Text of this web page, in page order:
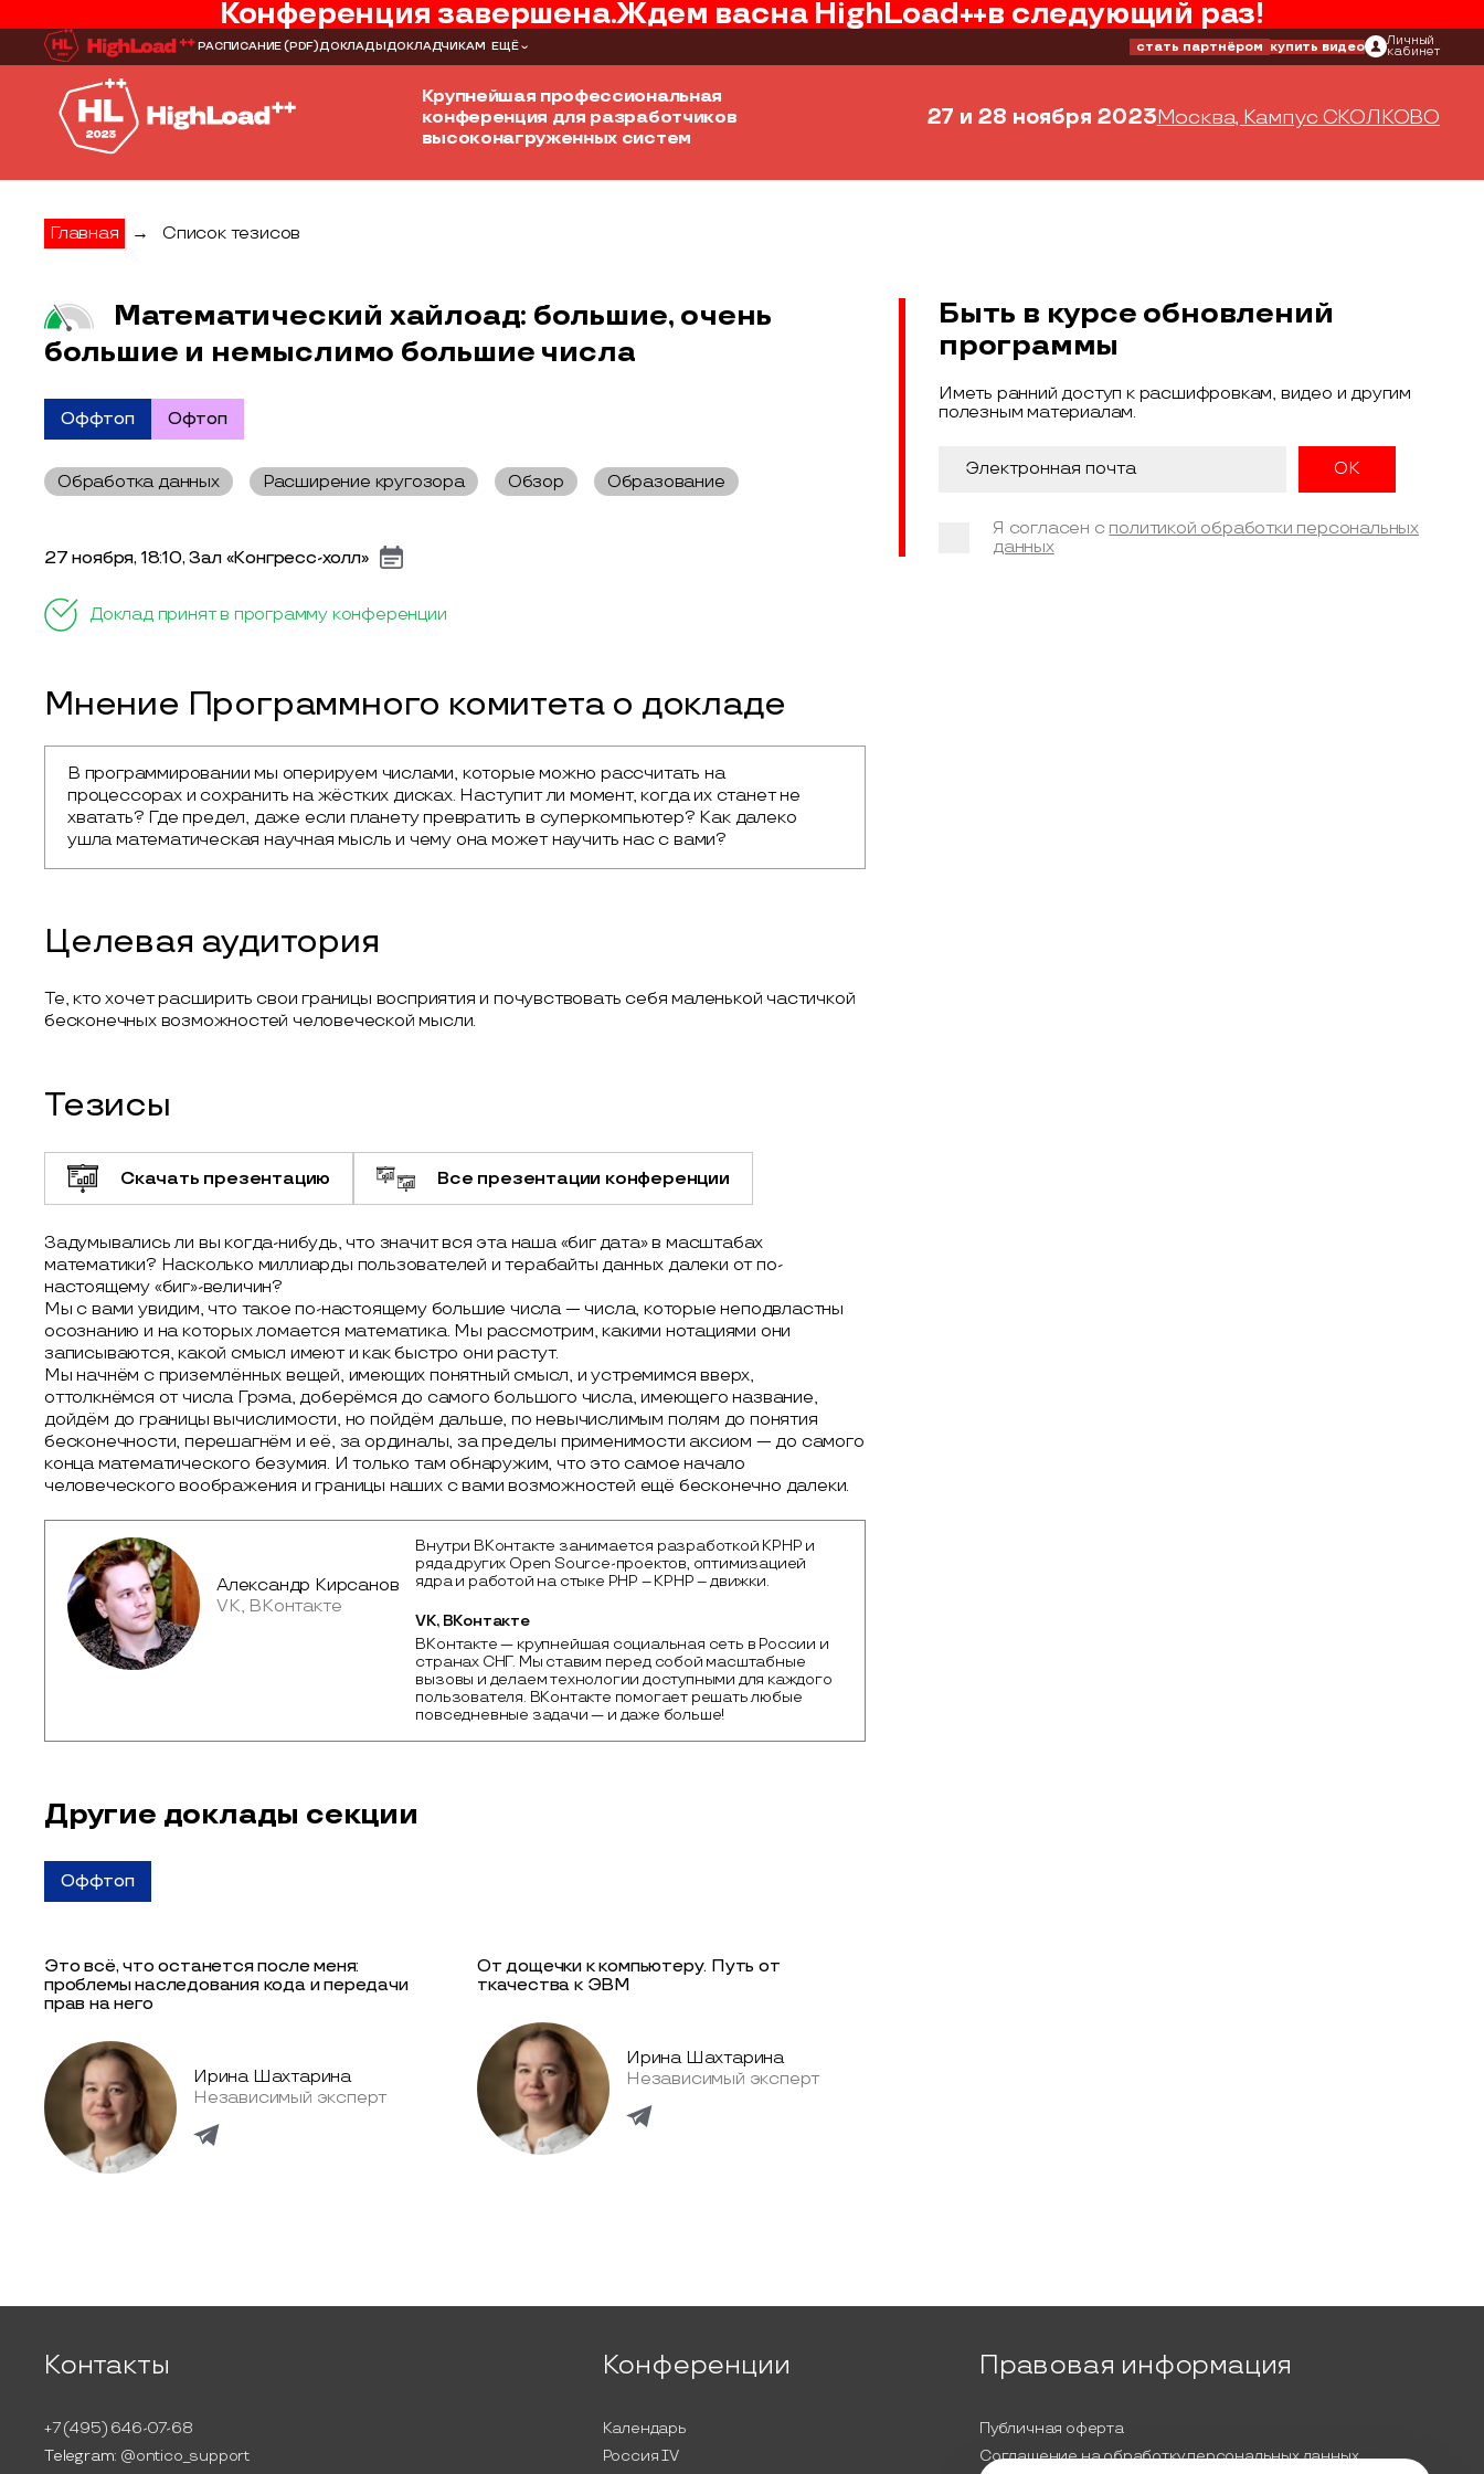
Конференция завершена.Ждем васна HighLoad++в следующий раз!
РАСПИСАНИЕ(PDF)ДОКЛАДЫ ДОКЛАДЧИКАМ ЕЩЁ стать партнёром купить видео Личный
кабинет
Крупнейшая профессиональная
конференция для разработчиков
высоконагруженных систем
27 и 28 ноября 2023Москва, Кампус СКОЛКОВО
Главная → Список тезисов
Математический хайлоад: большие, очень
большие и немыслимо большие числа
Оффтоп Офтоп
Обработка данных Расширение кругозора Обзор Образование
27 ноября, 18:10, Зал «Конгресс-холл»
Доклад принят в программу конференции
Мнение Программного комитета о докладе
В программировании мы оперируем числами, которые можно рассчитать на
процессорах и сохранить на жёстких дисках. Наступит ли момент, когда их станет не
хватать? Где предел, даже если планету превратить в суперкомпьютер? Как далеко
ушла математическая научная мысль и чему она может научить нас с вами?
Целевая аудитория
Те, кто хочет расширить свои границы восприятия и почувствовать себя маленькой частичкой
бесконечных возможностей человеческой мысли.
Тезисы
Скачать презентацию Все презентации конференции
Задумывались ли вы когда-нибудь, что значит вся эта наша «биг дата» в масштабах
математики? Насколько миллиарды пользователей и терабайты данных далеки от по-
настоящему «биг»-величин?
Мы с вами увидим, что такое по-настоящему большие числа — числа, которые неподвластны
осознанию и на которых ломается математика. Мы рассмотрим, какими нотациями они
записываются, какой смысл имеют и как быстро они растут.
Мы начнём с приземлённых вещей, имеющих понятный смысл, и устремимся вверх,
оттолкнёмся от числа Грэма, доберёмся до самого большого числа, имеющего название,
дойдём до границы вычислимости, но пойдём дальше, по невычислимым полям до понятия
бесконечности, перешагнём и её, за ординалы, за пределы применимости аксиом — до самого
конца математического безумия. И только там обнаружим, что это самое начало
человеческого воображения и границы наших с вами возможностей ещё бесконечно далеки.
Александр Кирсанов
VK, ВКонтакте
Внутри ВКонтакте занимается разработкой KPHP и
ряда других Open Source-проектов, оптимизацией
ядра и работой на стыке PHP – KPHP – движки.
VK, ВКонтакте
ВКонтакте — крупнейшая социальная сеть в России и
странах СНГ. Мы ставим перед собой масштабные
вызовы и делаем технологии доступными для каждого
пользователя. ВКонтакте помогает решать любые
повседневные задачи — и даже больше!
Другие доклады секции
Оффтоп
Это всё, что останется после меня:
проблемы наследования кода и передачи
прав на него
Ирина Шахтарина
Независимый эксперт
От дощечки к компьютеру. Путь от
ткачества к ЭВМ
Ирина Шахтарина
Независимый эксперт
Быть в курсе обновлений
программы
Иметь ранний доступ к расшифровкам, видео и другим
полезным материалам.
Я согласен с политикой обработки персональных
данных
Контакты
+7 (495) 646-07-68
Telegram: @ontico_support
Конференции
Календарь
Россия IV
Правовая информация
Публичная оферта
Соглашение на обработку персональных данных